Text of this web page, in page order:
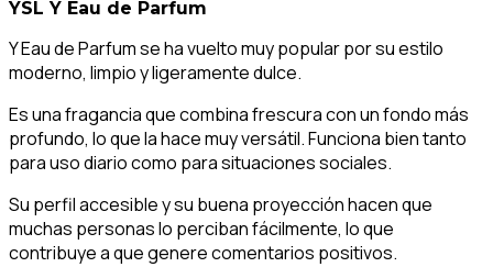
YSL Y Eau de Parfum
Y Eau de Parfum se ha vuelto muy popular por su estilo
moderno, limpio y ligeramente dulce.
Es una fragancia que combina frescura con un fondo más
profundo, lo que la hace muy versátil. Funciona bien tanto
para uso diario como para situaciones sociales.
Su perfil accesible y su buena proyección hacen que
muchas personas lo perciban fácilmente, lo que
contribuye a que genere comentarios positivos.